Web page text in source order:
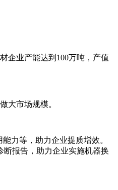
企业产能达到100万吨，产值
大市场规模。
力等，助力企业提质增效。
断报告，助力企业实施机器换